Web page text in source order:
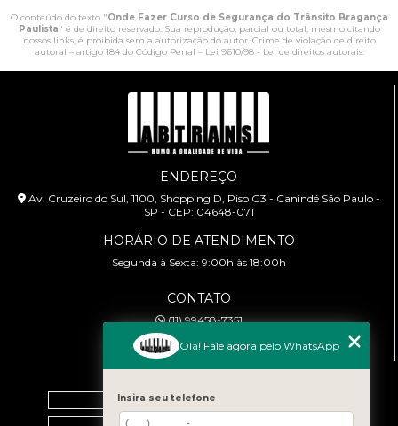
O conteúdo do texto "Onde Fazer Curso de Segurança do Trânsito Bragança
Paulista" é de direito reservado. Sua reprodução, parcial ou total, mesmo citando
nossos links, é proibida sem a autorização do autor. Crime de violação de direito
autoral – artigo 184 do Código Penal – Lei 9610/98 - Lei de direitos autorais.
ENDEREÇO
Av. Cruzeiro do Sul, 1100, Shopping D, Piso G3 - Canindé São Paulo -
SP - CEP: 04648-071
HORÁRIO DE ATENDIMENTO
Segunda à Sexta: 9:00h às 18:00h
CONTATO
(11) 99458-7351
cursoabtrans@gmail.com
Home
Olá! Fale agora pelo WhatsApp
Insira seu telefone